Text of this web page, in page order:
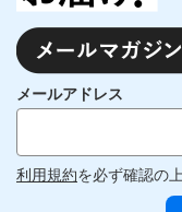
メールアドレス
利用規約を必ず確認の